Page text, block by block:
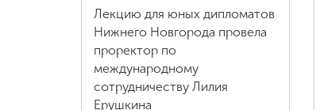
Лекцию для юных дипломатов
Нижнего Новгорода провела
проректор по
международному
сотрудничеству Лилия
Ерушкина